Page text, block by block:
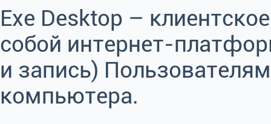
Exe Desktop –
собой интернет-
и запись)
компьютера.